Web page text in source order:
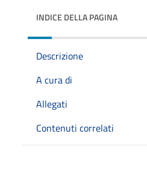
INDICE DELLA PAGINA
Descrizione
A cura di
Allegati
Contenuti correlati